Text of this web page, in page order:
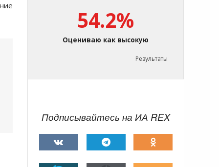
54.2%
Оцениваю как высокую
Результаты
Подписывайтесь на ИА REX